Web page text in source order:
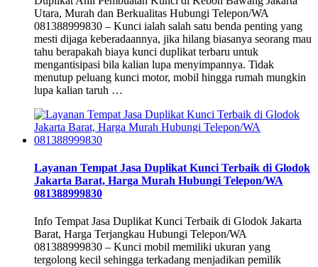
Utara, Murah dan Berkualitas Hubungi Telepon/WA
081388999830 – Kunci ialah salah satu benda penting yang
mesti dijaga keberadaannya, jika hilang biasanya seorang mau
tahu berapakah biaya kunci duplikat terbaru untuk
mengantisipasi bila kalian lupa menyimpannya. Tidak
menutup peluang kunci motor, mobil hingga rumah mungkin
lupa kalian taruh …
Layanan Tempat Jasa Duplikat Kunci Terbaik di Glodok
Jakarta Barat, Harga Murah Hubungi Telepon/WA
081388999830
Info Tempat Jasa Duplikat Kunci Terbaik di Glodok Jakarta
Barat, Harga Terjangkau Hubungi Telepon/WA
081388999830 – Kunci mobil memiliki ukuran yang
tergolong kecil sehingga terkadang menjadikan pemilik